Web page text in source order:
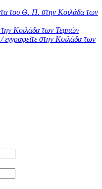
του Θ. Π. στην Κοιλάδα των
την Κοιλάδα των Τεμπών
/ εγγραφείτε στην Κοιλάδα των